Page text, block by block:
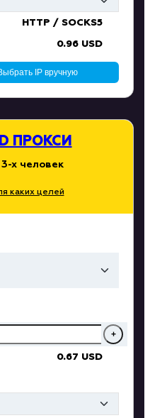
ПРОКСИ
х человек
каких целей
+
0.67 USD
HTTP / SOCKS5
0.96 USD
IP вручную